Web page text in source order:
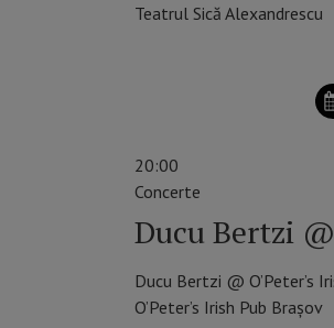
Teatrul Sică Alexandrescu
20:00
Concerte
Ducu Bertzi
Ducu Bertzi @ O’Peter’s
O’Peter’s Irish Pub Brașov